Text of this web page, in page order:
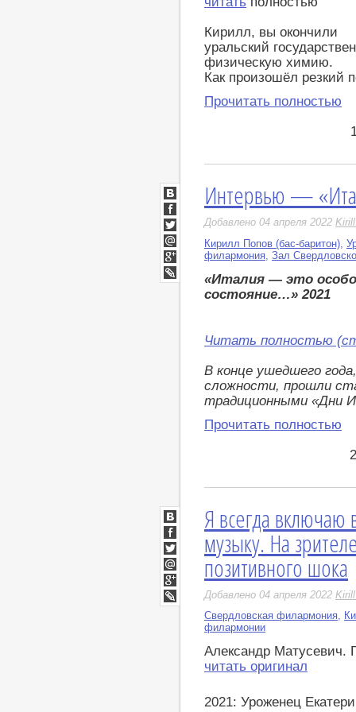
Кирилл, вы окончили
уральский
физическую химию.
Как произошёл резкий
Прочитать полностью
Интервью —
Добавлено 04 апреля 2022
Кирилл Попов (бас-баритон)
филармония Зал
«Италия — это
состояние…» 2021
Читать полностью
В конце ушедшего
сложности, прошли
традиционными «Дни
Прочитать полностью
ВКонтакте
Facebook
Twitter
Мой
Мир
Google+
LiveJournal
Я всегда включаю
музыку. На
позитивного шока
Добавлено 04 апреля 2022
Свердловская филармония,
филармонии
Александр Матусевич.
читать оригинал
2021: Уроженец
ВКонтакте
Facebook
Twitter
Мой
Мир
Google+
LiveJournal